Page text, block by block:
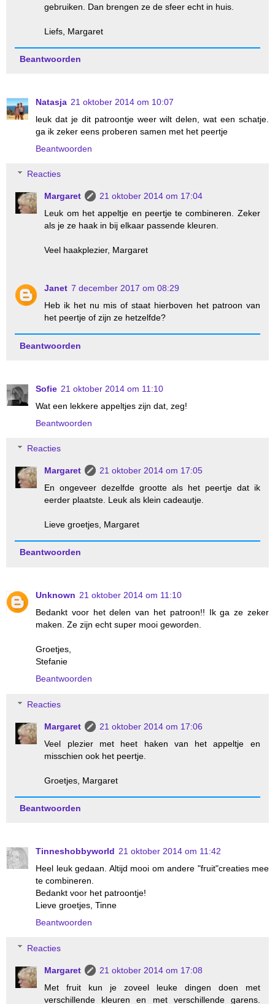
gebruiken. Dan brengen ze de sfeer echt in huis.
Liefs, Margaret
Beantwoorden
Natasja 21 oktober 2014 om 10:07
leuk dat je dit patroontje weer wilt delen, wat een schatje.
ga ik zeker eens proberen samen met het peertje
Beantwoorden
Reacties
Margaret
21 oktober 2014 om 17:04
Leuk om het appeltje en peertje te combineren. Zeker
als je ze haak in bij elkaar passende kleuren.
Veel haakplezier, Margaret
Janet 7 december 2017 om 08:29
Heb ik het nu mis of staat hierboven het patroon van
het peertje of zijn ze hetzelfde?
Beantwoorden
Sofie 21 oktober 2014 om 11:10
Wat een lekkere appeltjes zijn dat, zeg!
Beantwoorden
Reacties
Margaret
21 oktober 2014 om 17:05
En ongeveer dezelfde grootte als het peertje dat ik
eerder plaatste. Leuk als klein cadeautje.
Lieve groetjes, Margaret
Beantwoorden
Unknown 21 oktober 2014 om 11:10
Bedankt voor het delen van het patroon!! Ik ga ze zeker
maken. Ze zijn echt super mooi geworden.
Groetjes,
Stefanie
Beantwoorden
Reacties
Margaret
21 oktober 2014 om 17:06
Veel plezier met heet haken van het appeltje en
misschien ook het peertje.
Groetjes, Margaret
Beantwoorden
Tinneshobbyworld 21 oktober 2014 om 11:42
Heel leuk gedaan. Altijd mooi om andere "fruit"creaties mee
te combineren.
Bedankt voor het patroontje!
Lieve groetjes, Tinne
Beantwoorden
Reacties
Margaret
21 oktober 2014 om 17:08
Met fruit kun je zoveel leuke dingen doen met
verschillende kleuren en met verschillende garens.